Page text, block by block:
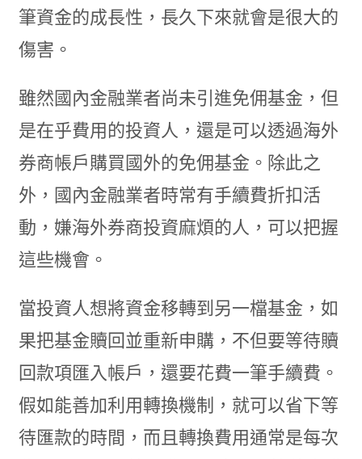
筆資金的成長性，長久下來就會是很大的
傷害。
雖然國內金融業者尚未引進免佣基金，但
是在乎費用的投資人，還是可以透過海外
券商帳戶購買國外的免佣基金。除此之
外，國內金融業者時常有手續費折扣活
動，嫌海外券商投資麻煩的人，可以把握
這些機會。
當投資人想將資金移轉到另一檔基金，如
果把基金贖回並重新申購，不但要等待贖
回款項匯入帳戶，還要花費一筆手續費。
假如能善加利用轉換機制，就可以省下等
待匯款的時間，而且轉換費用通常是每次